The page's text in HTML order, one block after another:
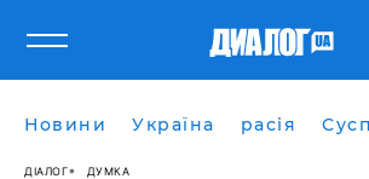
Новини Україна расія
ДІАЛОГ ДУМКА